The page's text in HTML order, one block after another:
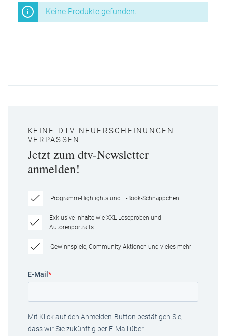
Keine Produkte gefunden.
KEINE DTV NEUERSCHEINUNGEN
VERPASSEN
Jetzt zum dtv-Newsletter
anmelden!
Programm-Highlights und E-Book-Schnäppchen
Exklusive Inhalte wie XXL-Leseproben und
Autorenportraits
Gewinnspiele, Community-Aktionen und vieles mehr
E-Mail *
Mit Klick auf den Anmelden-Button bestätigen Sie,
dass wir Sie zukünftig per E-Mail über